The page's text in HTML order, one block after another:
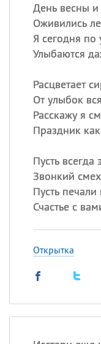
День весны
Оживились
Я сегодня по
Улыбаются
Расцветает
От улыбок
Расскажу я
Праздник
Пусть всегда
Звонкий
Пусть
Счастье с
Открытка